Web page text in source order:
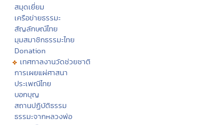
สมุดเยี่ยม
เครือข่ายธรรมะ
สัญลักษณ์ไทย
มุมสมาชิกธรรมะไทย
Donation
เทศกาลงานวัดช่วยชาติ
การเผยแผ่ศาสนา
ประเพณีไทย
บอกบุญ
สถานปฏิบัติธรรม
ธรรมะจากหลวงพ่อ